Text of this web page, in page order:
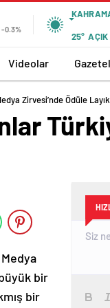
-0.3%
25° AÇIK
Videolar
Zirvesi’nde Ödüle
bir
bir